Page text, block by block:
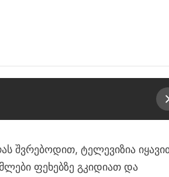
შვრებოდით, ტელევიზია
ფეხებზე გკიდიათ და